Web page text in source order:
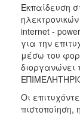
2018
2017
2016
2015
2012
2011
Εκπαίδευση
internet -
για την
μέσω του
διοργανώνει
Οι
πιστοποίηση,